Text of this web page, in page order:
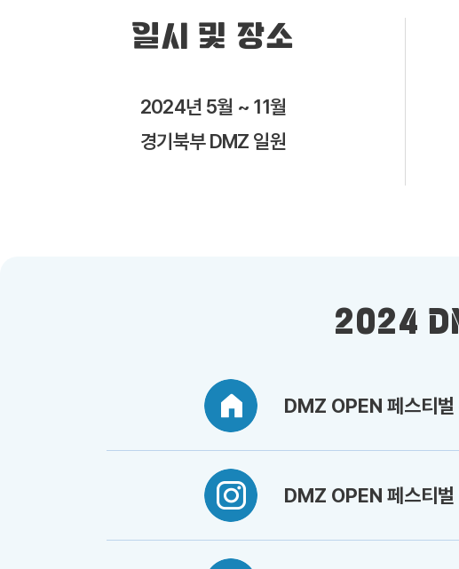
일시 및 장소
2024년 5월 ~ 11월
경기북부 DMZ 일원
2024
DMZ OPEN 페스티벌
DMZ OPEN 페스티벌